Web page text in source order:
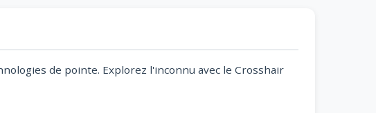
de pointe. Explorez l'inconnu avec le Crosshair